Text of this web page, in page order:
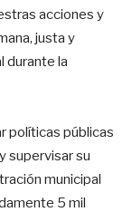
acciones y
justa y
durante la
políticas públicas
supervisar su
municipal
5 mil